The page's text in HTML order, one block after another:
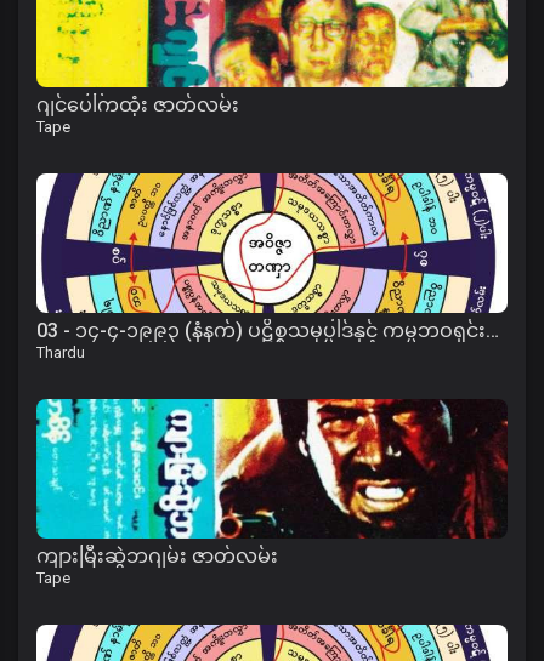
ဂျင်ပေါ်ကထုံး ဇာတ်လမ်း
Tape
03 - ၁၄-၄-၁၉၉၃ (နံနက်) ပဋိစ္စသမုပ္ပါဒ်နှင့် ကမ္မဘဝရှင်းတမ်းတရား
Thardu
ကျားမြီးဆွဲဘဂျမ်း ဇာတ်လမ်း
Tape